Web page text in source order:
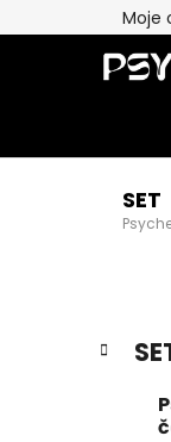
na
Moje
SET
P
o
K
a